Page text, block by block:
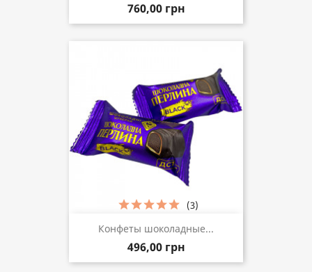
760,00 грн
Конфеты шоколадные...
496,00 грн
(3)